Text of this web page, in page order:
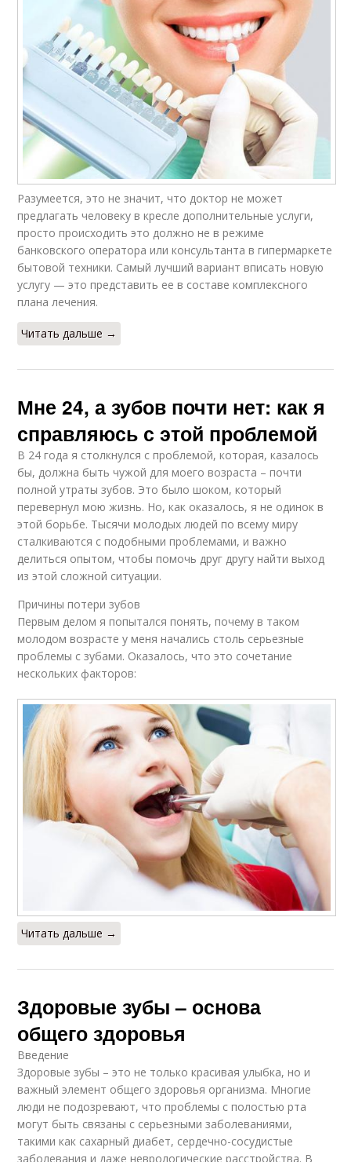
Разумеется, это не значит, что доктор не может
предлагать человеку в кресле дополнительные услуги,
просто происходить это должно не в режиме
банковского оператора или консультанта в гипермаркете
бытовой техники. Самый лучший вариант вписать новую
услугу — это представить ее в составе комплексного
плана лечения.
Читать дальше →
Мне 24, а зубов почти нет: как я
справляюсь с этой проблемой
В 24 года я столкнулся с проблемой, которая, казалось
бы, должна быть чужой для моего возраста – почти
полной утраты зубов. Это было шоком, который
перевернул мою жизнь. Но, как оказалось, я не одинок в
этой борьбе. Тысячи молодых людей по всему миру
сталкиваются с подобными проблемами, и важно
делиться опытом, чтобы помочь друг другу найти выход
из этой сложной ситуации.
Причины потери зубов
Первым делом я попытался понять, почему в таком
молодом возрасте у меня начались столь серьезные
проблемы с зубами. Оказалось, что это сочетание
нескольких факторов:
Читать дальше →
Здоровые зубы – основа
общего здоровья
Введение
Здоровые зубы – это не только красивая улыбка, но и
важный элемент общего здоровья организма. Многие
люди не подозревают, что проблемы с полостью рта
могут быть связаны с серьезными заболеваниями,
такими как сахарный диабет, сердечно-сосудистые
заболевания и даже неврологические расстройства. В